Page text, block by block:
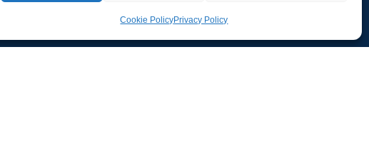
Cookie PolicyPrivacy Policy